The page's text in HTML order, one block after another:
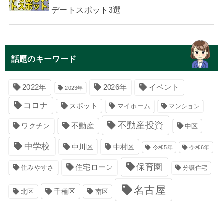
デートスポット3選
話題のキーワード
2022年 2023年 2026年 イベント
コロナ スポット マイホーム マンション
ワクチン 不動産 不動産投資 中区
中学校 中川区 中村区 令和5年 令和6年
住みやすさ 住宅ローン 保育園 分譲住宅
北区 千種区 南区 名古屋